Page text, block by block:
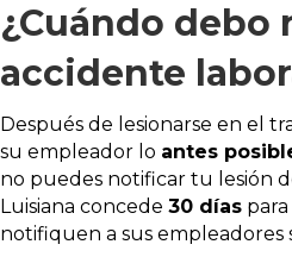
¿Cuándo
accidente
Después de lesionarse en el
su empleador lo antes
no puedes notificar tu lesión
Luisiana concede 30 días
notifiquen a sus empleadores